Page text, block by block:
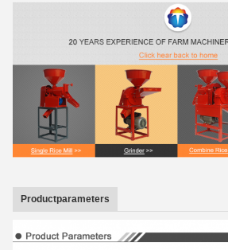
Productparameters